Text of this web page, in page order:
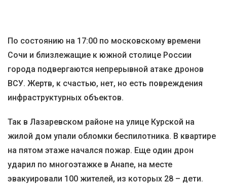
По состоянию на 17:00 по московскому времени
Сочи и близлежащие к южной столице России
города подвергаются непрерывной атаке дронов
ВСУ. Жертв, к счастью, нет, но есть повреждения
инфраструктурных объектов.
Так в Лазаревском районе на улице Курской на
жилой дом упали обломки беспилотника. В квартире
на пятом этаже начался пожар. Еще один дрон
ударил по многоэтажке в Анапе, на месте
эвакуировали 100 жителей, из которых 28 – дети.